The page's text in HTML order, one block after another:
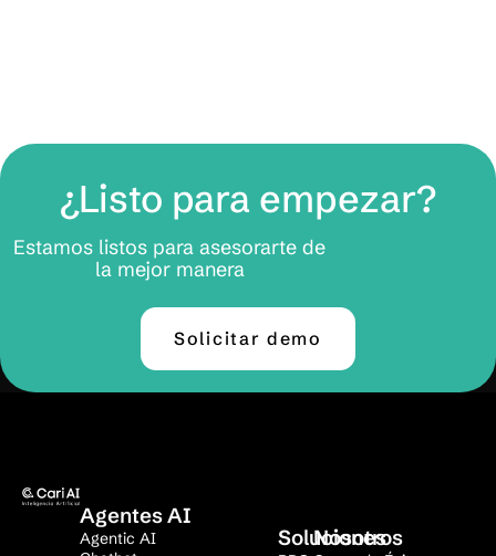
¿Listo para empezar?
Estamos listos para asesorarte de
la mejor manera
Solicitar demo
Agentes AI
Agentic AI
Soluciones
Nosotros